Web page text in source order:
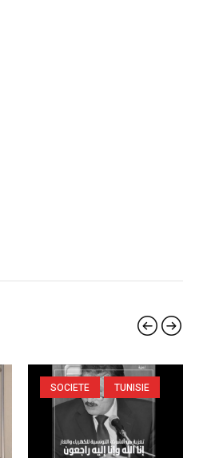
SOCIETE TUNISIE